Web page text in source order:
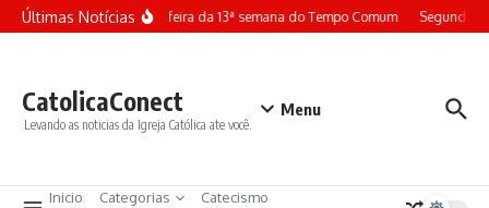
Ir para o conteúdo
Últimas NotíciasTerça-feira da 13ª semana do Tempo Comum Segunda-
CatolicaConect
Levando as noticias da Igreja Católica ate você.
Menu
Inicio Categorias
Catecismo